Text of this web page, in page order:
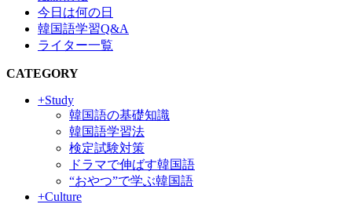
今日は何の日
韓国語学習Q&A
ライター一覧
CATEGORY
+Study
韓国語の基礎知識
韓国語学習法
検定試験対策
ドラマで伸ばす韓国語
“おやつ”で学ぶ韓国語
+Culture